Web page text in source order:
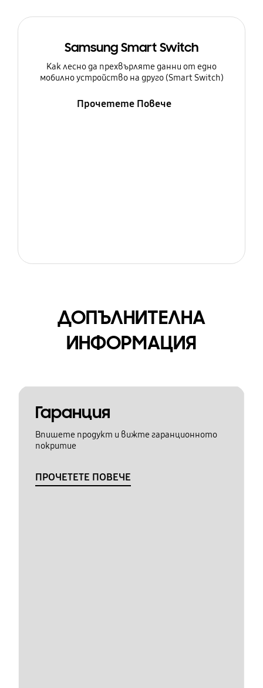
Samsung Smart Switch
Как лесно да прехвърляте данни от едно
мобилно устройство на друго (Smart Switch)
Прочетете Повече
ДОПЪЛНИТЕЛНА
ИНФОРМАЦИЯ
Гаранция
Впишете продукт и вижте гаранционното
покритие
ПРОЧЕТЕТЕ ПОВЕЧЕ